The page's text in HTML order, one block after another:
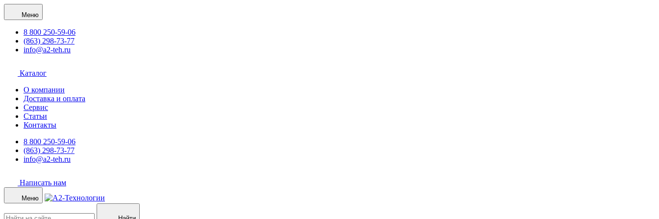
Меню
8 800 250-59-06
(863) 298-73-77
info@a2-teh.ru
Каталог
О компании
Доставка и оплата
Сервис
Статьи
Контакты
8 800 250-59-06
(863) 298-73-77
info@a2-teh.ru
Написать нам
Меню